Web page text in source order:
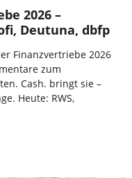
2026 –
Deutuna, dbfp
Finanzvertriebe 2026
zum
Cash. bringt sie –
Heute: RWS,